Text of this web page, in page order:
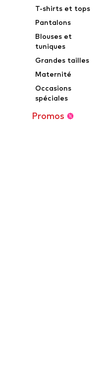
T-shirts et tops
Pantalons
Blouses et
tuniques
Grandes tailles
Maternité
Occasions
spéciales
Promos